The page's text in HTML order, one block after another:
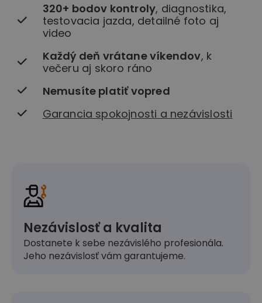
320+ bodov kontroly, diagnostika,
testovacia jazda, detailné foto aj
video
Každý deň vrátane víkendov, k
večeru aj skoro ráno
Nemusíte platiť vopred
Garancia spokojnosti a nezávislosti
Nezávislosť a kvalita
Dostanete k sebe nezávislého profesionála.
Jeho nezávislosť vám garantujeme.